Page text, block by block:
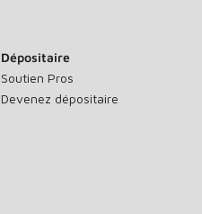
Dépositaire
Soutien Pros
Devenez dépositaire